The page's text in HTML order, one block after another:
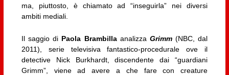
ma, piuttosto, è chiamato ad “inseguirla” nei diversi
ambiti mediali.
Il saggio di Paola Brambillaanalizza Grimm (NBC, dal
2011), serie televisiva fantastico-procedurale ove il
detective Nick Burkhardt, discendente dai “guardiani
Grimm”, viene ad avere a che fare con creature